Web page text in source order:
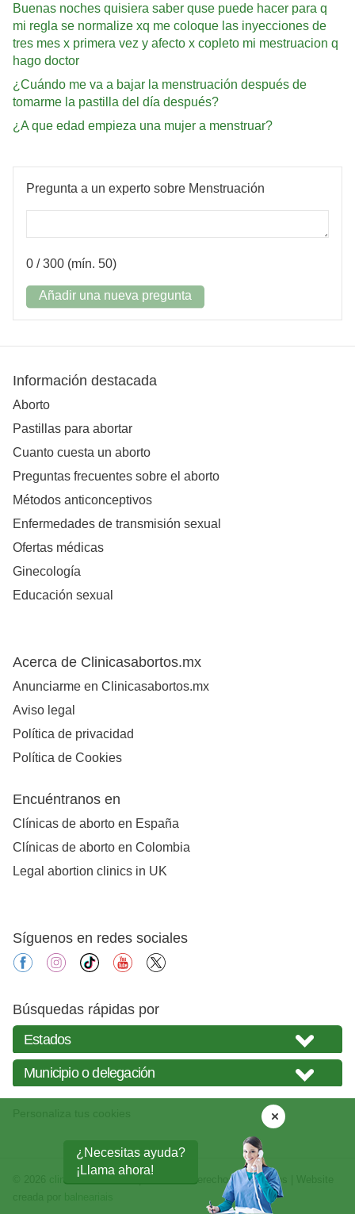
Buenas noches quisiera saber quse puede hacer para q
mi regla se normalize xq me coloque las inyecciones de
tres mes x primera vez y afecto x copleto mi mestruacion q
hago doctor
¿Cuándo me va a bajar la menstruación después de
tomarme la pastilla del día después?
¿A que edad empieza una mujer a menstruar?
Pregunta a un experto sobre Menstruación
0 / 300 (mín. 50)
Añadir una nueva pregunta
¿Necesitas ayuda?
¡Llama ahora!
Información destacada
Aborto
Pastillas para abortar
Cuanto cuesta un aborto
Preguntas frecuentes sobre el aborto
Métodos anticonceptivos
Enfermedades de transmisión sexual
Ofertas médicas
Ginecología
Educación sexual
Acerca de Clinicasabortos.mx
Anunciarme en Clinicasabortos.mx
Aviso legal
Política de privacidad
Política de Cookies
Encuéntranos en
Clínicas de aborto en España
Clínicas de aborto en Colombia
Legal abortion clinics in UK
Síguenos en redes sociales
facebookinstagram
tiktok youtube
Búsquedas rápidas por
clinicasabortos.mx
| Todos los derechos reservados | Website